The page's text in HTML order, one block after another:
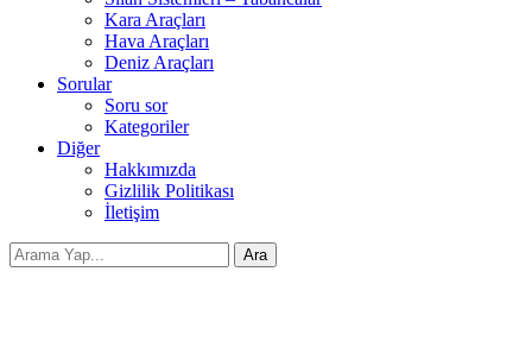
Kara Araçları
Hava Araçları
Deniz Araçları
Sorular
Soru sor
Kategoriler
Diğer
Hakkımızda
Gizlilik Politikası
İletişim